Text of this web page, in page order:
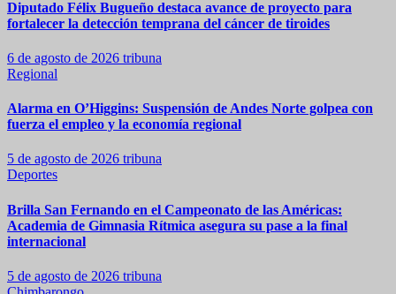
Diputado Félix Bugueño destaca avance de proyecto para
fortalecer la detección temprana del cáncer de tiroides
6 de agosto de 2026 tribuna
Regional
Alarma en O’Higgins: Suspensión de Andes Norte golpea con
fuerza el empleo y la economía regional
5 de agosto de 2026 tribuna
Deportes
Brilla San Fernando en el Campeonato de las Américas:
Academia de Gimnasia Rítmica asegura su pase a la final
internacional
5 de agosto de 2026 tribuna